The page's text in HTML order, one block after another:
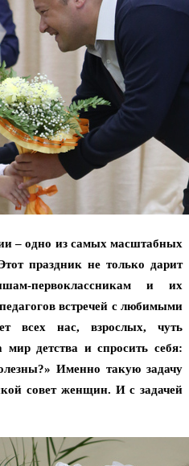
– одно из самых масштабных
праздник не только дарит
первоклассникам и их
встречей с любимыми
всех нас, взрослых, чуть
мир детства и спросить себя:
Именно такую задачу
совет женщин. И с задачей